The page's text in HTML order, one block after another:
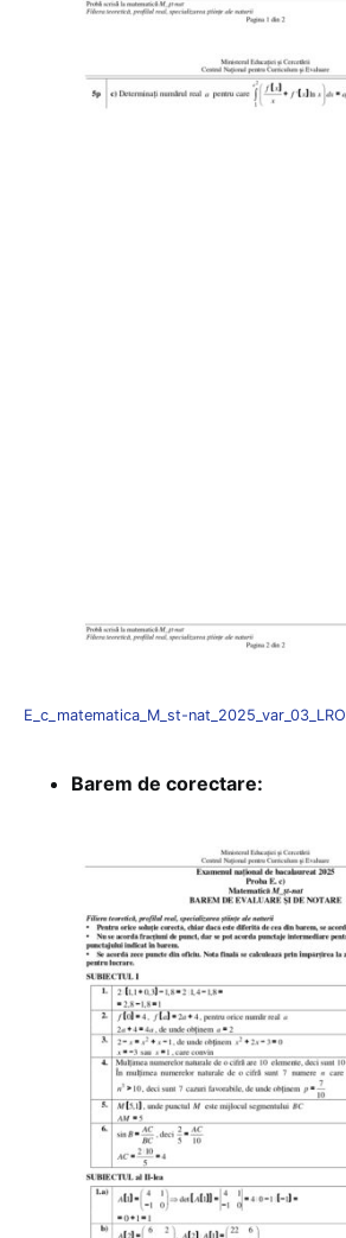
E_c_matematica_M_st-nat_2025_var_03_LRO
Barem de corectare: